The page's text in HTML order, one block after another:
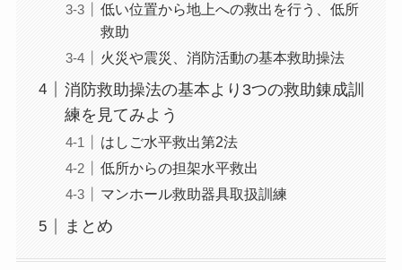
低い位置から地上への救出を行う、低所
救助
火災や震災、消防活動の基本救助操法
消防救助操法の基本より3つの救助錬成訓
練を見てみよう
はしご水平救出第2法
低所からの担架水平救出
マンホール救助器具取扱訓練
まとめ